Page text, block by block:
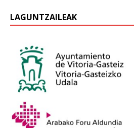
LAGUNTZAILEAK